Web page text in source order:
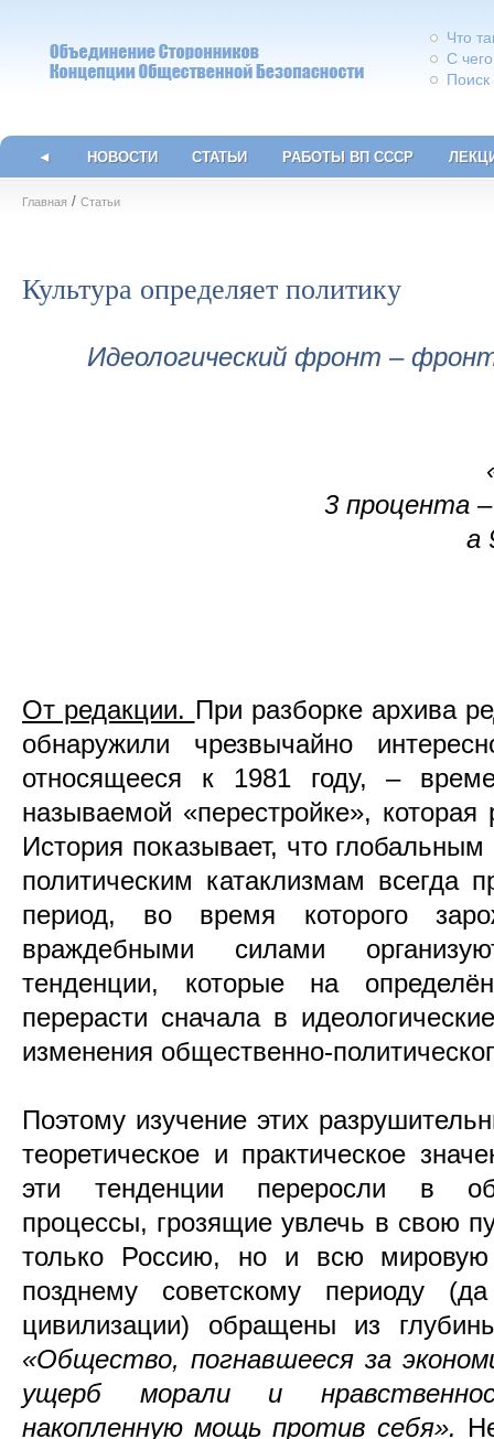
Что
С
◄ НОВОСТИ СТАТЬИ РАБОТЫ ВП СССР
Главная / Статьи
Культура определяет политику
Идеологический фронт –
3 процента
а
От редакции. При разборке архива
обнаружили чрезвычайно
относящееся к 1981 году, –
называемой «перестройке»,
История показывает, что
политическим катаклизмам всегда
период, во время которого
враждебными силами
тенденции, которые на
перерасти сначала в
изменения общественно-
Поэтому изучение этих
теоретическое и практическое
эти тенденции переросли в
процессы, грозящие увлечь в свою
только Россию, но и всю
позднему советскому периоду
цивилизации) обращены из
«Общество, погнавшееся за
ущерб морали и
накопленную мощь против себя».